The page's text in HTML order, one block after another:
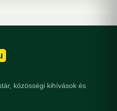
közösségi kihívások és